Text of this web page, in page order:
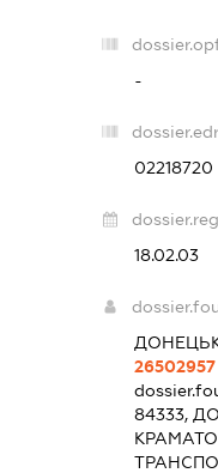
-
02218720
18.02.03
26502957
84333,